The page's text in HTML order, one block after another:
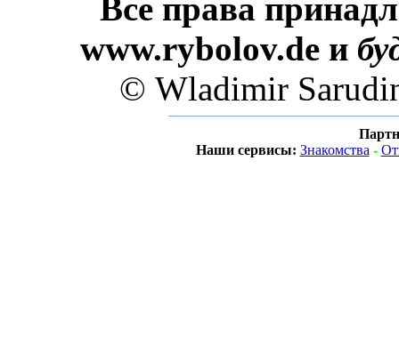
Все права
www.rybolov.de и
© Wladimir
Наши сервисы: Знакомства -